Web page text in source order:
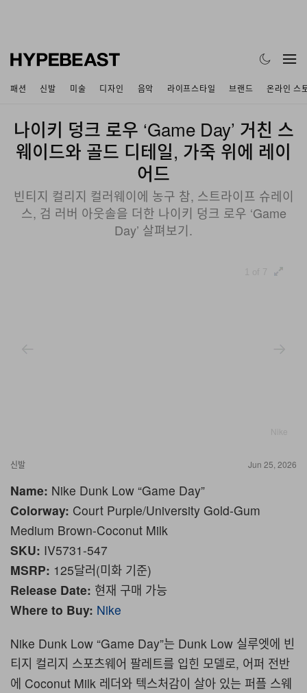
패션 신발 미술 디자인 음악 라이프스타일 브랜드 온라인 스
나이키 덩크 로우 ‘Game Day’ 거친 스
웨이드와 골드 디테일, 가죽 위에 레이
어드
빈티지 컬리지 컬러웨이에 농구 참, 스트라이프 슈레이
스, 검 러버 아웃솔을 더한 나이키 덩크 로우 ‘Game
Day’ 살펴보기.
신발 Jun 25, 2026
Name: Nike Dunk Low “Game Day”
Colorway: Court Purple/University Gold-Gum
Medium Brown-Coconut Milk
SKU: IV5731-547
MSRP: 125달러(미화 기준)
Release Date: 현재 구매 가능
Where to Buy: Nike
Nike Dunk Low “Game Day”는 Dunk Low 실루엣에 빈
티지 컬리지 스포츠웨어 팔레트를 입힌 모델로, 어퍼 전반
에 Coconut Milk 레더와 텍스처감이 살아 있는 퍼플 스웨